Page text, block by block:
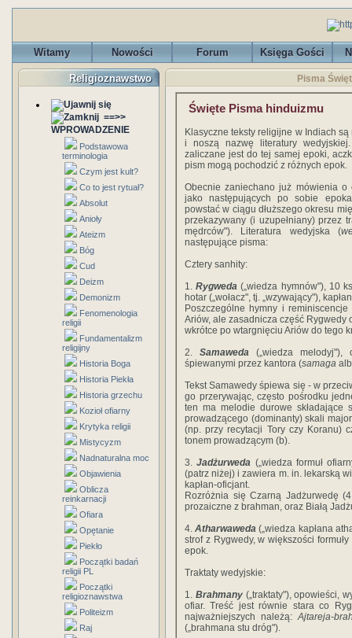
Witamy Nowości Forum Księga Gości
Religioznawstwo
==>>
WPROWADZENIE
Podstawowa
terminologia
Czym jest kult?
Co to jest rytuał?
Absolut
Anioły
Ateizm
Bóg
Cud
Deizm
Demonizm
Fenomenologia
religii
Fundamentalizm
religijny
Historia Boga
Historia Piekła
Historia grzechu
Kozioł ofiarny
Krytyka religii
Mistycyzm
Nadnaturalna moc
Objawienia
Oblicza
reinkarnacji
Ofiara
Opętanie
Piekło
Początki badań
religii PL
Początki
religioznawstwa
Politeizm
Raj
Pisma
Święte Pisma hinduizmu
Klasyczne teksty religijne w Indiach
i noszą nazwę literatury
zaliczane jest do tej samej epoki,
pism mogą pochodzić z różnych epok.
Obecnie zaniechano już mówienia
jako następujących po sobie
powstać w ciągu dłuższego okresu
przekazywany (i uzupełniany) przez
mędrców"). Literatura wedyjska (
następujące pisma:
Cztery sanhity:
1.Rygweda („wiedza hymnów"), 10
hotar („wołacz", tj. „wzywający"),
Poszczególne hymny i
Ariów, ale zasadnicza część Rygwedy
wkrótce po wtargnięciu Ariów do tego
2. Samaweda(„wiedza melodyj"),
śpiewanymi przez kantora (samaga
Tekst Samawedy śpiewa się - w
go przerywając, często pośrodku
ten ma melodie durowe
prowadzącego (dominanty) skali
(np. przy recytacji Tory czy Koranu)
tonem prowadzącym (b).
3.Jadżurweda („wiedza formuł
(patrz niżej) i zawiera m. in. lekarską
kapłan-oficjant.
Rozróżnia się Czarną Jadżurwedę
prozaiczne z brahman, oraz Białą
4.Atharwaweda („wiedza kapłana
strof z Rygwedy, w większości
epok.
Traktaty wedyjskie:
1. Brahmany(„traktaty"), opowieści,
ofiar. Treść jest równie stara co
najważniejszych należą:Ajtareja-
(„brahmana stu dróg").